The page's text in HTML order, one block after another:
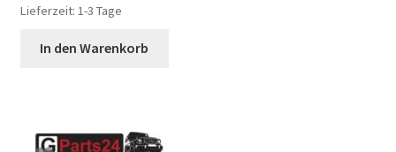
Lieferzeit: 1-3 Tage
In den Warenkorb